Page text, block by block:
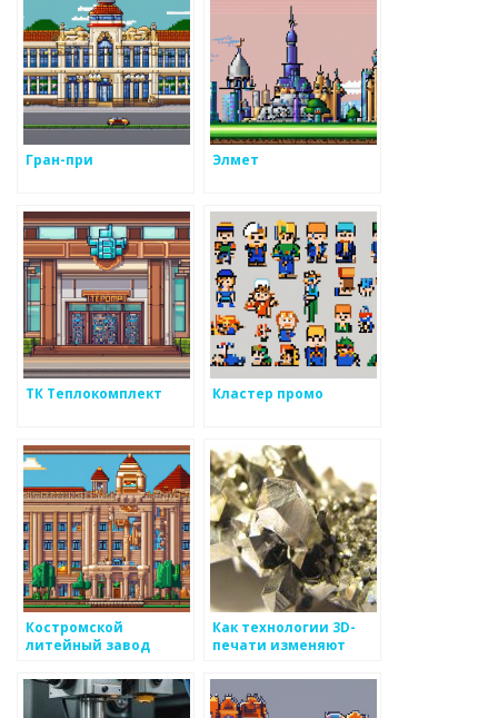
Гран-при Элмет
ТК Теплокомплект Кластер промо
Костромской
литейный завод
Как технологии 3D-
печати изменяют
металлоизделий